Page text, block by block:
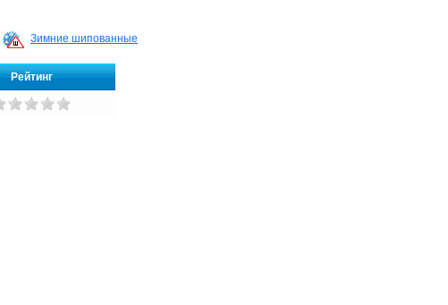
Зимние шипованные
Рейтинг